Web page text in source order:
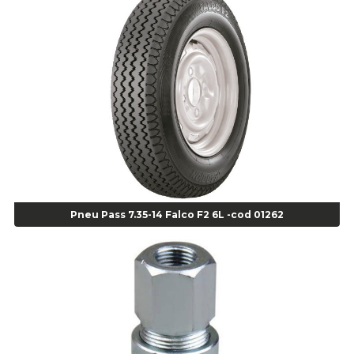
Alicate para Abracadeira 3/16" x 1.3/16" 29840 - Gedore - Cod 02174
Alicate para Anéis Externos Bico Reto - Gedore A2 - Cod 00894
Alicate para Anéis Externos com Bico Curvo - Gedore A21 - Cod 00895
Alicate para Anéis Internos Bico Curvo - Gedore J21 - Cod 00893
Alicate para Anéis Tipo Trava Câmbio 8134 Gedore - Cod 02008
Alicate para Balanceamento - Cod 03078
Alicate para trava de cambio 398 11" - Corneta - Cod 03113
Alicate Universal - Cod 01718
Alicate Universal 8" Gedore - Cod 00133
Anel Centralizador Fiat 4 pçs - Amarelo - Cod 00517
Anel Centralizador GM 4 pçs - Azul - Cod 00519
Anel Centralizador Honda 4 pçs - Vermelho - Cod 01465
Anel Centralizador Renault 4pçs - Marrom - Cod 01467
Anel Centralizador Toyota 4pçs - Preto - Cod 01335
Pneu Pass 7.35-14 Falco F2 6L -cod 01262